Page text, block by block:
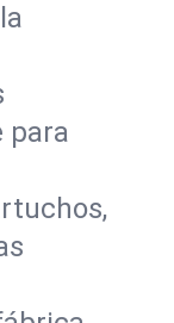
para